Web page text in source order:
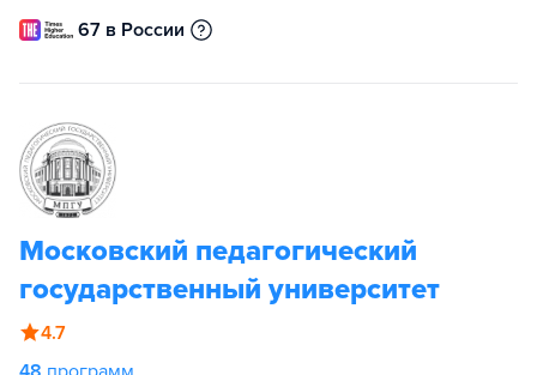
67 в России
Московский педагогический
государственный университет
4.7